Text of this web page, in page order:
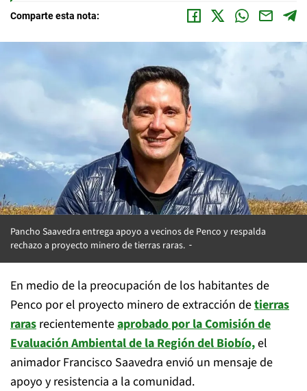
Comparte esta nota:
Pancho Saavedra entrega apoyo a vecinos de Penco y respalda
rechazo a proyecto minero de tierras raras.
En medio de la preocupación de los habitantes de
Penco por el proyecto minero de extracción detierras
raras recientementeaprobado por la Comisión de
Evaluación Ambiental de la Región del Biobío,el
animador Francisco Saavedra envió un mensaje de
apoyo y resistencia a la comunidad.